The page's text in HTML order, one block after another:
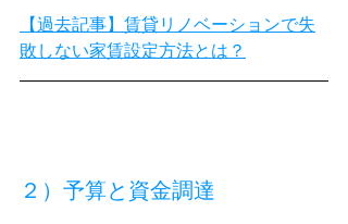
【過去記事】賃貸リノベーションで失
敗しない家賃設定方法とは？
２）予算と資金調達